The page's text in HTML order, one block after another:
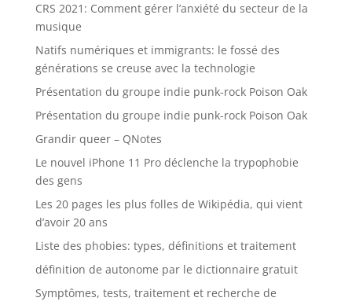
CRS 2021: Comment gérer l’anxiété du secteur de la
musique
Natifs numériques et immigrants: le fossé des
générations se creuse avec la technologie
Présentation du groupe indie punk-rock Poison Oak
Présentation du groupe indie punk-rock Poison Oak
Grandir queer – QNotes
Le nouvel iPhone 11 Pro déclenche la trypophobie
des gens
Les 20 pages les plus folles de Wikipédia, qui vient
d’avoir 20 ans
Liste des phobies: types, définitions et traitement
définition de autonome par le dictionnaire gratuit
Symptômes, tests, traitement et recherche de